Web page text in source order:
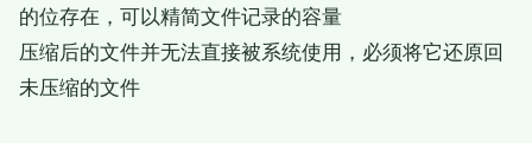
的位存在，可以精简文件记录的容量
压缩后的文件并无法直接被系统使用，必须将它还原回
未压缩的文件